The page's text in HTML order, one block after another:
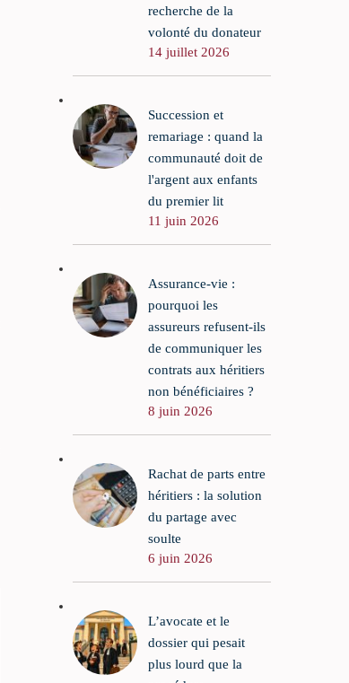
recherche de la
volonté du donateur
14 juillet 2026
Succession et
remariage : quand la
communauté doit de
l'argent aux enfants
du premier lit
11 juin 2026
Assurance-vie :
pourquoi les
assureurs refusent-ils
de communiquer les
contrats aux héritiers
non bénéficiaires ?
8 juin 2026
Rachat de parts entre
héritiers : la solution
du partage avec
soulte
6 juin 2026
L’avocate et le
dossier qui pesait
plus lourd que la